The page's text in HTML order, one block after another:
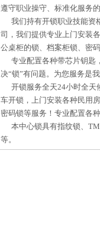
遵守职业操守、标准化服务
我们持有开锁职业技能资
司，我们提供专业上门安装
公桌柜的锁、档案柜锁、密
专业配置各种带芯片钥匙
决“锁”有问题。为您服务是
开锁服务全天24小时全天
车开锁，上门安装各种民用
密码锁等服务！专业配置各
本中心锁具有指纹锁、
等。